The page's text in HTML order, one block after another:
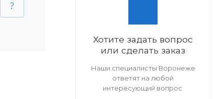
Хотите задать вопрос
или сделать заказ
Наши специалисты Воронеже
ответят на любой
интересующий вопрос